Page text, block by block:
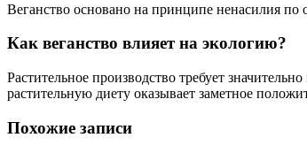
Веганство основано на принципе ненасилия
Как веганство влияет на экологию?
Растительное производство требует
растительную диету оказывает заметное
Похожие записи